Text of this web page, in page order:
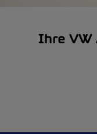
Ihre VW